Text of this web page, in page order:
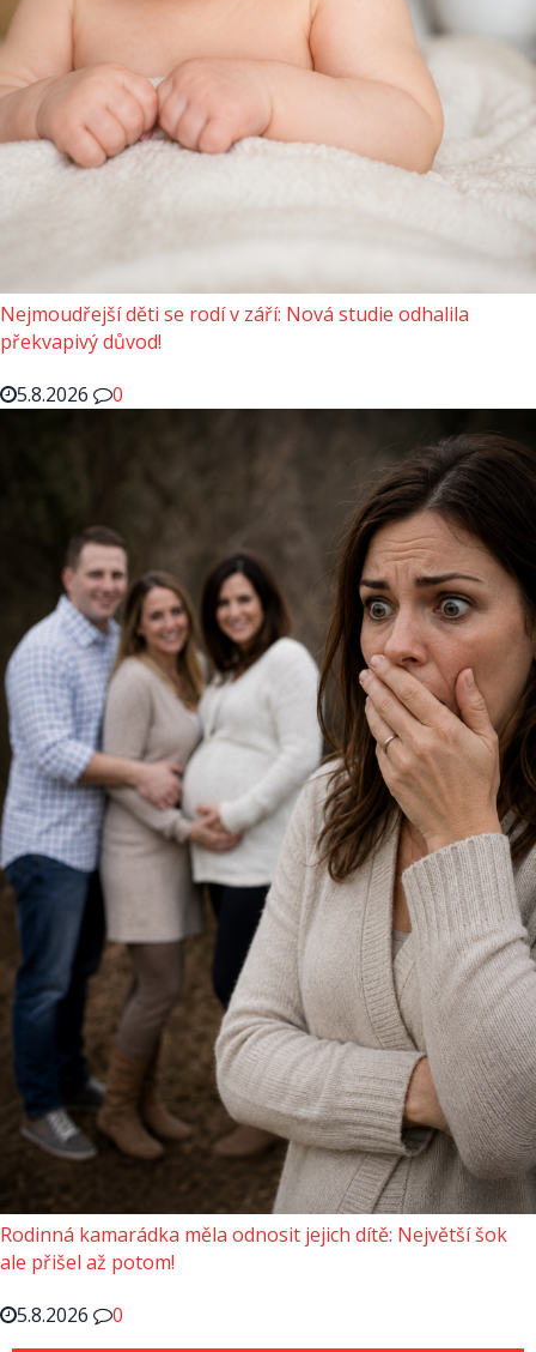
Nejmoudřejší děti se rodí v září: Nová studie odhalila
překvapivý důvod!
5.8.2026
0
Rodinná kamarádka měla odnosit jejich dítě: Největší šok
ale přišel až potom!
5.8.2026
0